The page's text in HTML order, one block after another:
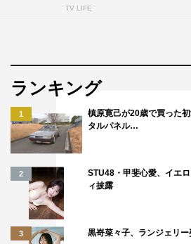
＜動画＞
TV LIFE
ランキング
1
槙原寛己が20歳で買った
タルパネル…
2
STU48・甲斐心愛、イエ
ィ披露
3 黒嵜菜々子、ランジェリ